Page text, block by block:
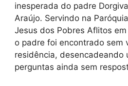
inesperada do padre
Araújo. Servindo na
Jesus dos Pobres Aflitos
o padre foi encontrado sem
residência, desencadeando
perguntas ainda sem